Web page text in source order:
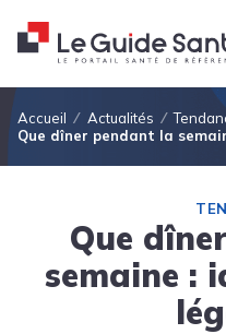
Fil d'Ariane
Accueil Actualités
Que dîner pendant la
Que
semaine :